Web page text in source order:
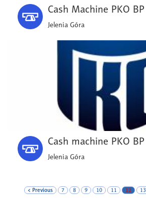
Cash Machine PKO BP
Jelenia Góra
Cash machine PKO BP
Jelenia Góra
< Previous 7 8 9 10 11 12 13